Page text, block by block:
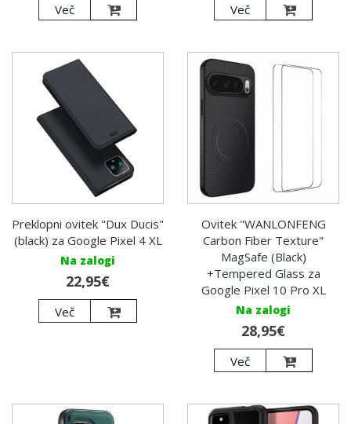
Več Več
Preklopni ovitek "Dux Ducis"
(black) za Google Pixel 4 XL
Na zalogi
22,95€
Več
Ovitek "WANLONFENG
Carbon Fiber Texture"
MagSafe (Black)
+Tempered Glass za
Google Pixel 10 Pro XL
Na zalogi
28,95€
Več